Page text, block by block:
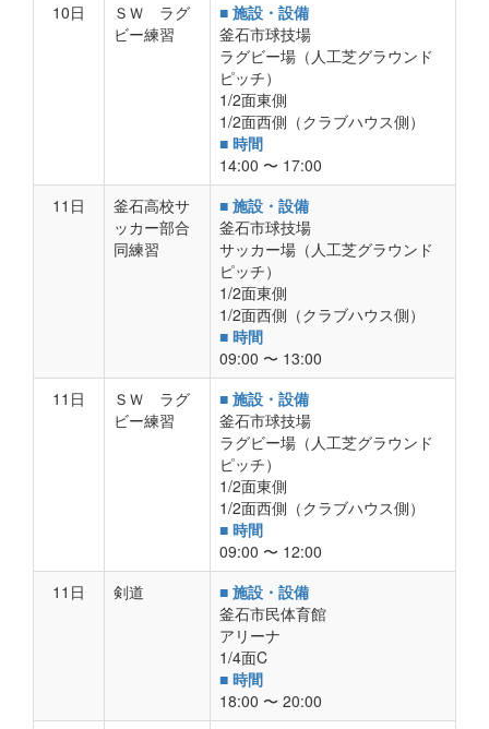
10日
ＳＷ ラグ
ビー練習
■ 施設・設備
釜石市球技場
ラグビー場（人工芝グラウンド
ピッチ）
1/2面東側
1/2面西側（クラブハウス側）
■ 時間
14:00 〜 17:00
11日
釜石高校サ
ッカー部合
同練習
■ 施設・設備
釜石市球技場
サッカー場（人工芝グラウンド
ピッチ）
1/2面東側
1/2面西側（クラブハウス側）
■ 時間
09:00 〜 13:00
11日
ＳＷ ラグ
ビー練習
■ 施設・設備
釜石市球技場
ラグビー場（人工芝グラウンド
ピッチ）
1/2面東側
1/2面西側（クラブハウス側）
■ 時間
09:00 〜 12:00
11日
剣道
■ 施設・設備
釜石市民体育館
アリーナ
1/4面C
■ 時間
18:00 〜 20:00